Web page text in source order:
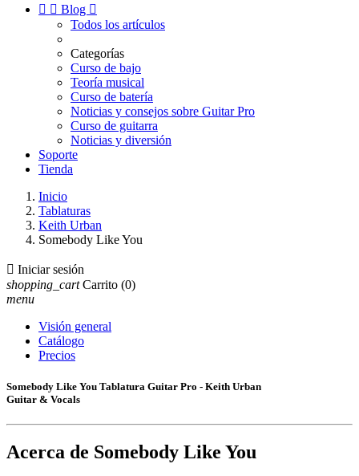
  Blog 
Todos los artículos
Categorías
Curso de bajo
Teoría musical
Curso de batería
Noticias y consejos sobre Guitar Pro
Curso de guitarra
Noticias y diversión
Soporte
Tienda
Inicio
Tablaturas
Keith Urban
Somebody Like You
 Iniciar sesión
shopping_cart Carrito (0)
menu
Visión general
Catálogo
Precios
Somebody Like You Tablatura Guitar Pro - Keith Urban
Guitar & Vocals
Acerca de Somebody Like You